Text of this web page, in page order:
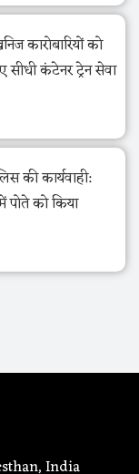
कारोबारियों को
सीधी कंटेनर ट्रेन सेवा
की कार्यवाही:
पोते को किया
India